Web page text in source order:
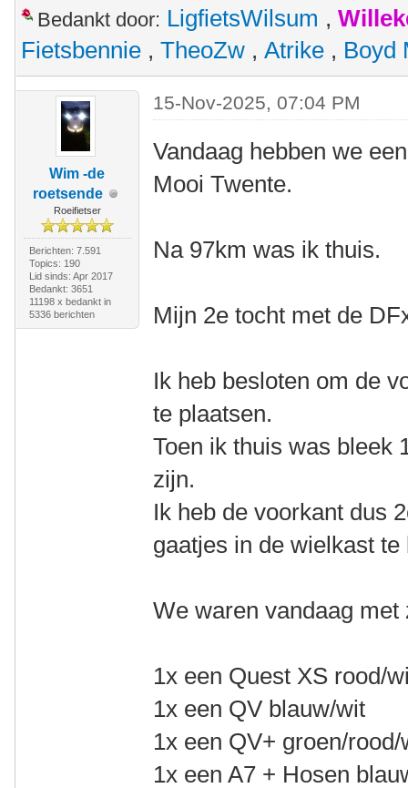
Bedankt door: LigfietsWilsum ,
Fietsbennie , TheoZw , Atrike , Boyd
Wim -de
roetsende
Roeifietser
Berichten: 7.591
Topics: 190
Lid sinds: Apr 2017
Bedankt: 3651
11198 x bedankt in
5336 berichten
15-Nov-2025, 07:04 PM
Vandaag hebben we
Mooi Twente.
Na 97km was ik thuis.
Mijn 2e tocht met de
Ik heb besloten om de
te plaatsen.
Toen ik thuis was bleek
zijn.
Ik heb de voorkant dus
gaatjes in de wielkast te
We waren vandaag met
1x een Quest XS rood/
1x een QV blauw/wit
1x een QV+ groen/rood/
1x een A7 + Hosen